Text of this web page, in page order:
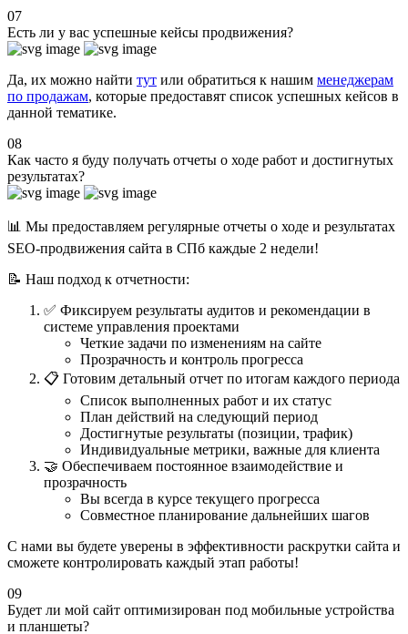
07
Есть ли у вас успешные кейсы продвижения?
Да, их можно найти тут или обратиться к нашим менеджерам
по продажам, которые предоставят список успешных кейсов в
данной тематике.
08
Как часто я буду получать отчеты о ходе работ и достигнутых
результатах?
📊 Мы предоставляем регулярные отчеты о ходе и результатах
SEO-продвижения сайта в СПб каждые 2 недели!
📝 Наш подход к отчетности:
✅ Фиксируем результаты аудитов и рекомендации в
системе управления проектами
Четкие задачи по изменениям на сайте
Прозрачность и контроль прогресса
📋 Готовим детальный отчет по итогам каждого периода
Список выполненных работ и их статус
План действий на следующий период
Достигнутые результаты (позиции, трафик)
Индивидуальные метрики, важные для клиента
🤝 Обеспечиваем постоянное взаимодействие и
прозрачность
Вы всегда в курсе текущего прогресса
Совместное планирование дальнейших шагов
С нами вы будете уверены в эффективности раскрутки сайта и
сможете контролировать каждый этап работы!
09
Будет ли мой сайт оптимизирован под мобильные устройства
и планшеты?